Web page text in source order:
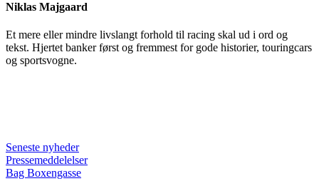
Niklas Majgaard
Et mere eller mindre livslangt forhold til racing skal ud i ord og
tekst. Hjertet banker først og fremmest for gode historier, touringcars
og sportsvogne.
Seneste nyheder
Pressemeddelelser
Bag Boxengasse